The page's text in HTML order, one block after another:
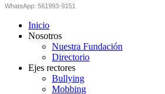
WhatsApp: 561993-9151
Inicio
Nosotros
Nuestra Fundación
Directorio
Ejes rectores
Bullying
Mobbing